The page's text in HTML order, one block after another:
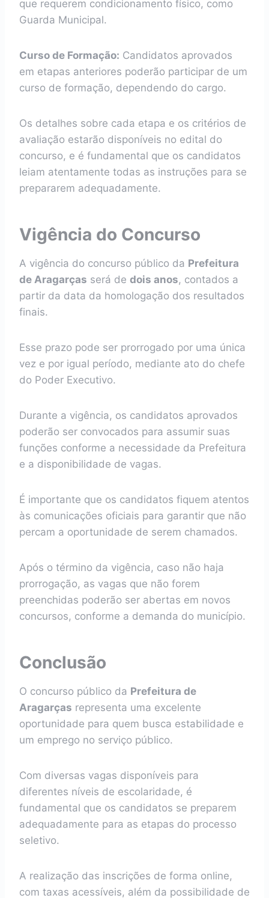
que requerem condicionamento físico, como
Guarda Municipal.
Curso de Formação: Candidatos aprovados
em etapas anteriores poderão participar de um
curso de formação, dependendo do cargo.
Os detalhes sobre cada etapa e os critérios de
avaliação estarão disponíveis no edital do
concurso, e é fundamental que os candidatos
leiam atentamente todas as instruções para se
prepararem adequadamente.
Vigência do Concurso
A vigência do concurso público da Prefeitura
de Aragarças será de dois anos, contados a
partir da data da homologação dos resultados
finais.
Esse prazo pode ser prorrogado por uma única
vez e por igual período, mediante ato do chefe
do Poder Executivo.
Durante a vigência, os candidatos aprovados
poderão ser convocados para assumir suas
funções conforme a necessidade da Prefeitura
e a disponibilidade de vagas.
É importante que os candidatos fiquem atentos
às comunicações oficiais para garantir que não
percam a oportunidade de serem chamados.
Após o término da vigência, caso não haja
prorrogação, as vagas que não forem
preenchidas poderão ser abertas em novos
concursos, conforme a demanda do município.
Conclusão
O concurso público da Prefeitura de
Aragarças representa uma excelente
oportunidade para quem busca estabilidade e
um emprego no serviço público.
Com diversas vagas disponíveis para
diferentes níveis de escolaridade, é
fundamental que os candidatos se preparem
adequadamente para as etapas do processo
seletivo.
A realização das inscrições de forma online,
com taxas acessíveis, além da possibilidade de